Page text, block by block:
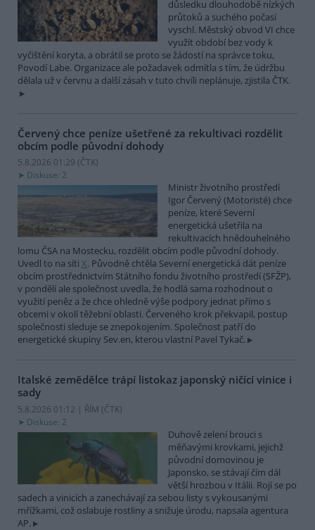
důsledku dlouhodobě nízkých
průtoků a suchého počasí
vyschl. Městský obvod VI chce
využít období bez vody k
vyčištění koryta, a obrátil se proto se žádostí na správce toku,
Povodí Labe. Organizace ale požadavek odmítla s tím, že údržbu
dělala už v červnu a další zásah v tuto chvíli neplánuje, zjistila ČTK.
Červený chce peníze ušetřené za rekultivaci rozdělit
obcím podle původní dohody
5.8.2026 01:29 (ČTK)
Diskuse: 2
Ministr životního prostředí
Igor Červený (Motoristé) chce
peníze, které Severní
energetická ušetřila na
rekultivacích hnědouhelného
lomu ČSA na Mostecku, rozdělit obcím podle původní dohody.
Uvedl to na síti X. Původně chtěla Severní energetická dát peníze
obcím prostřednictvím Státního fondu životního prostředí (SFŽP),
v pondělí ale společnost uvedla, že hodlá sama rozhodnout o
využití peněz a že chce ohledně výše podpory jednat přímo s
obcemi v okolí těžební oblasti. Červeného krok překvapil, postup
společnosti sleduje se znepokojením. Společnost patří do
energetické skupiny Sev.en, kterou vlastní Pavel Tykač.
Italské zemědělce trápí listokaz japonský ničící vinice i
sady
5.8.2026 01:12 | ŘÍM (ČTK)
Diskuse: 2
Duhově zelení brouci s
měňavými krovkami, jejichž
původní domovinou je
Japonsko, se stávají čím dál
větší hrozbou v Itálii. Rojí se po
sadech a vinicích a zanechávají za sebou listy s vykousanými
mřížkami, což oslabuje rostliny a snižuje úrodu, napsala agentura
AP.